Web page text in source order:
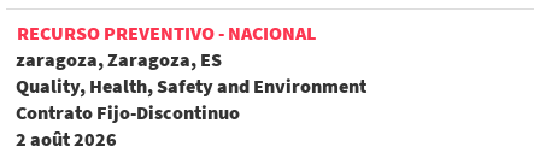
RECURSO PREVENTIVO - NACIONAL
zaragoza, Zaragoza, ES
Quality, Health, Safety and Environment
Contrato Fijo-Discontinuo
2 août 2026